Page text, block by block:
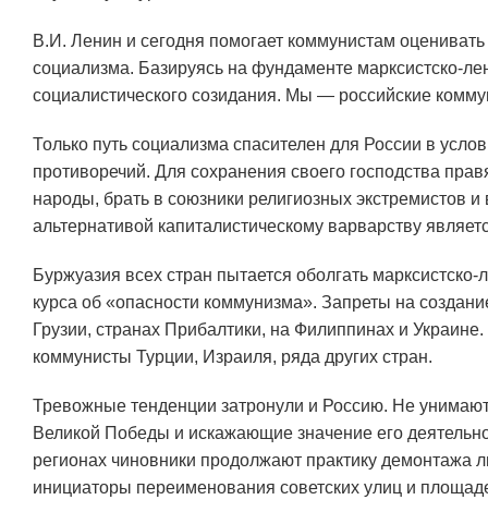
В.И. Ленин и сегодня помогает коммунистам
социализма. Базируясь на фундаменте марксистско-
социалистического созидания. Мы — российские
Только путь социализма спасителен для России в
противоречий. Для сохранения своего господства
народы, брать в союзники религиозных экстремистов
альтернативой капиталистическому варварству
Буржуазия всех стран пытается оболгать
курса об «опасности коммунизма». Запреты на
Грузии, странах Прибалтики, на Филиппинах и
коммунисты Турции, Израиля, ряда других стран.
Тревожные тенденции затронули и Россию. Не
Великой Победы и искажающие значение его
регионах чиновники продолжают практику демонтажа
инициаторы переименования советских улиц и